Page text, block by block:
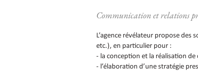
Communication et relations
L’agence révélateur propose
etc.), en particulier pour :
- la conception et la réalisation
- l’élaboration d’une stratégie